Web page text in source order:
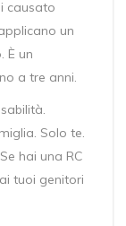
causato
un
È un
a tre anni.
Solo te.
hai una RC
tuoi genitori